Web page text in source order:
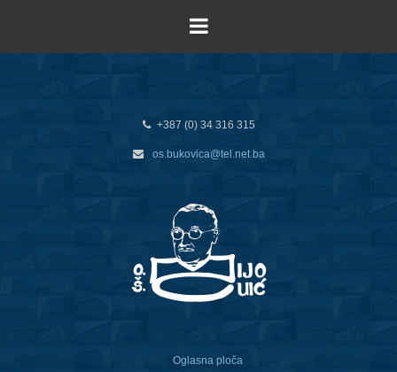
+387 (0) 34 316 315
os.bukovica@tel.net.ba
Oglasna ploča